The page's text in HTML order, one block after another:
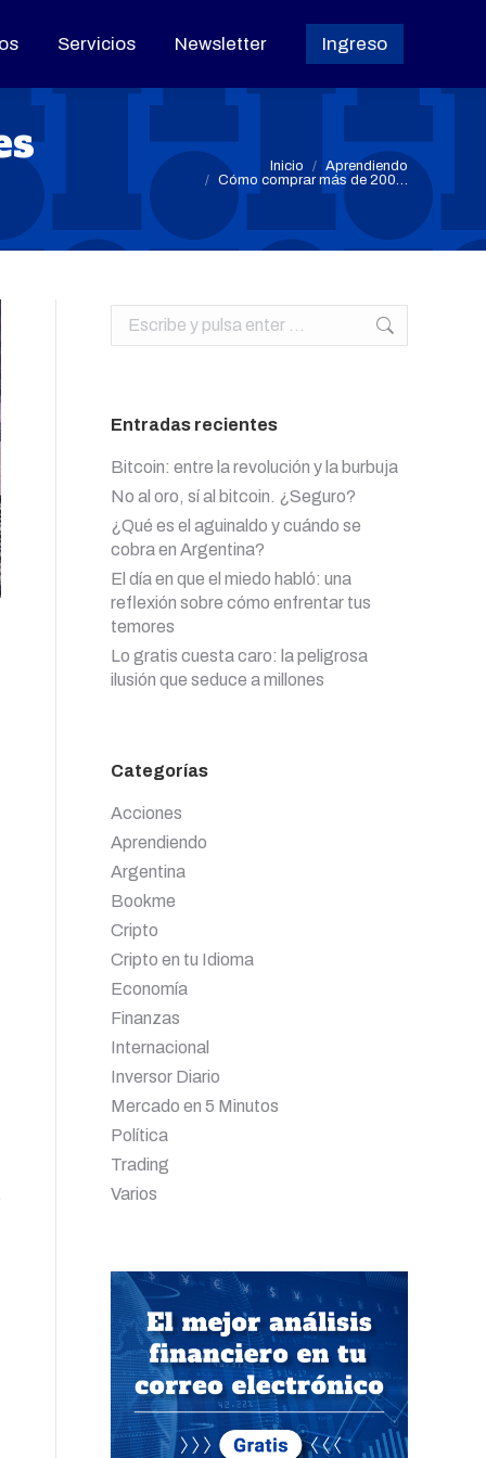
Servicios Newsletter Ingreso
Estás aquí: Inicio
Aprendiendo
Cómo comprar más de 200…
Buscar:
Entradas recientes
Bitcoin: entre la revolución y la burbuja
No al oro, sí al bitcoin. ¿Seguro?
¿Qué es el aguinaldo y cuándo se
cobra en Argentina?
El día en que el miedo habló: una
reflexión sobre cómo enfrentar tus
temores
Lo gratis cuesta caro: la peligrosa
ilusión que seduce a millones
Categorías
Acciones
Aprendiendo
Argentina
Bookme
Cripto
Cripto en tu Idioma
Economía
Finanzas
Internacional
Inversor Diario
Mercado en 5 Minutos
Política
Trading
Varios
Servicios Newsletter Ingreso